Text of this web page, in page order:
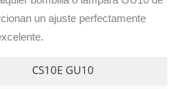
un ajuste perfectamente
CS10E GU10